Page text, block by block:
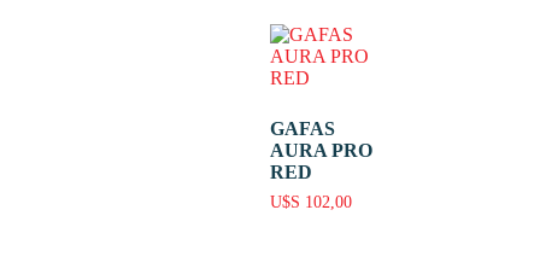
GAFAS
AURA PRO
RED
U$S 102,00